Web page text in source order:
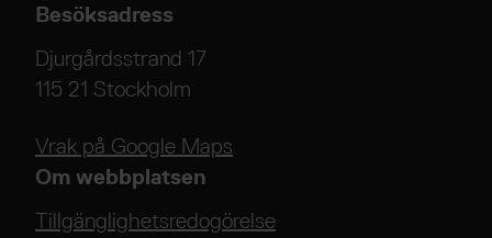
Besöksadress
Djurgårdsstrand 17
115 21 Stockholm
Vrak på Google Maps
Om webbplatsen
Tillgänglighetsredogörelse